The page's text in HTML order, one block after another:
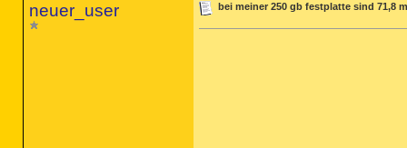
neuer_user bei meiner 250 gb festplatte sind 71,8